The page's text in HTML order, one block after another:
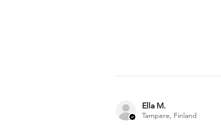
Ella M.
Tampere, Finland